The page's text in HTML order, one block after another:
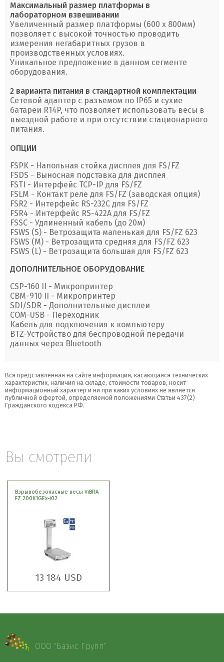
Максимальный размер платформы в
лабораторном взвешивании
Увеличенный размер платформы (600 х 800мм)
позволяет с высокой точностью проводить
измерения негабаритных грузов в
производственных условиях.
Уникальное предложение в данном сегменте
оборудования.
2 варианта питания в стандартной комплектации
Сетевой адаптер с разъемом по IP65 и сухие
батареи R14P, что позволяет использовать весы в
выездной работе и при отсутствии стационарного
питания.
ОПЦИИ
FSPK - Напольная стойка дисплея для FS/FZ
FSDS - Выносная подставка для дисплея
FSTI - Интерфейс TCP-IP для FS/FZ
FSLM - Контакт реле для FS/FZ (заводская опция)
FSR2 - Интерфейс RS-232C для FS/FZ
FSR4 - Интерфейс RS-422А для FS/FZ
FSSC - Удлиненный кабель (до 20м)
FSWS (S) - Ветрозащита маленькая для FS/FZ 623
FSWS (M) - Ветрозащита средняя для FS/FZ 623
FSWS (L) - Ветрозащита большая для FS/FZ 623
ДОПОЛНИТЕЛЬНОЕ ОБОРУДОВАНИЕ
CSP-160 II - Микропринтер
CBM-910 II - Микропринтер
SDI/SDR - Дополнительные дисплеи
COM-USB - Переходник
Кабель для подключения к компьютеру
BTZ-Устройство для беспроводной передачи
данных через Bluetooth
Вся представленная на сайте информация, касающаяся технических
характеристик, наличия на складе, стоимости товаров, носит
информационный характер и ни при каких условиях не является
публичной офертой, определяемой положениями Статьи 437(2)
Гражданского кодекса РФ.
Вы смотрели
Взрывобезопасные весы ViBRA
FZ 200K1GEx-i02
13 184 USD
ООО “Базис Групп”